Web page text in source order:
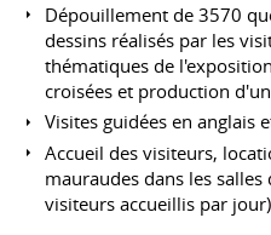
Dépouillement de 3570
dessins réalisés par les
thématiques de
croisées et production
Visites guidées en anglais
Accueil des visiteurs,
mauraudes dans les
visiteurs accueillis par jour)